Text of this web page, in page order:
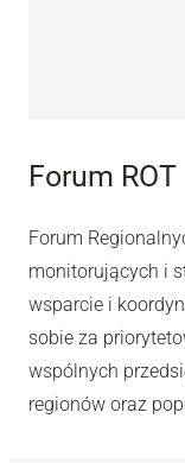
Forum ROT
Forum
monitorujących i
wsparcie i
sobie za
wspólnych
regionów oraz